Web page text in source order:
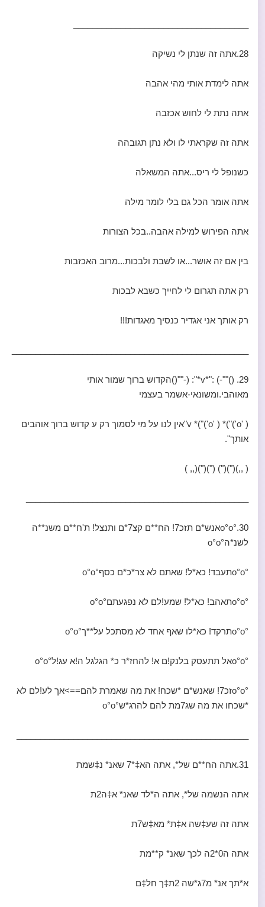
28.אתה זה שנתן לי נשיקה
אתה לימדת אותי מהי אהבה
אתה נתת לי לחוש אכזבה
אתה זה שקראתי לו ולא נתן תגובהה
כשנופל לי ריס...אתה המשאלה
אתה אומר הכל גם בלי לומר מילה
אתה הפירוש למילה אהבה..בכל הצורות
בין אם זה אושר...או לשבת ולבכות...מרוב האכזבות
רק אתה תגרום לי לחייך כשבא לבכות
רק אותך אני אגדיר כנסיך מאגדות!!!
29. ()""-) :"*v*": (-""()הקדוש ברוך שמור אותי
מאוהבי.ומשונאי-אשמר בעצמי
( 'o')")* v *("('o' )"אין לנו על מי לסמוך רק ע קדוש ברוך אוהבים
אותך".
( ,,)(")(") (")(")(,, )
30.°o°oאנש*ם תזכ7! הח**ם קצ7*ם ותנצל! ת'ח**ם משנ**ה
לשנ*ה°o°o
°o°oתעבד! כא*ל! שאתם לא צר*כ*ם כסף°o°o
°o°oתאהב! כא*ל! שמע!לם לא נפגעתם°o°o
°o°oתרקד! כא*לו שאף אחד לא מסתכל על**ך°o°o
°o°oאל תתעסק בלנק!ם א! להחז*ר כ* הגלגל ה!א עג!ל°o°o
°o°oזכ7! שאנש*ם *שכח! את מה שאמרת להם==>אך לע!לם לא
*שכחו את מה שג7מת להם להרג*ש°o°o
31.אתה הח**ם של*, אתה הא‡*7 שאנ* נ‡שמת
אתה הנשמה של*, אתה ה*לד שאנ* א‡ה2ת
אתה זה שע‡שה א‡ת* מא‡ש7ת
אתה ה0*2ה לכך שאנ* ק**מת
א*תך אנ* מ7ג*שה 2ת‡ך חל‡ם